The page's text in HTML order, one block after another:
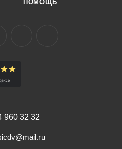
ПОМОЩЬ
960 32 32